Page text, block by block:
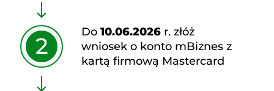
2
Do 10.06.2026 r. złóż
wniosek o konto mBiznes z
kartą firmową Mastercard